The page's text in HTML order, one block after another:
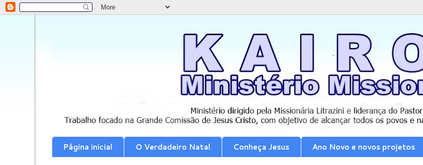
Página inicial O Verdadeiro Natal Conheça Jesus Ano Novo e novos projetos